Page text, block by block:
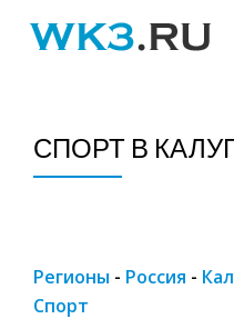
СПОРТ В
Регионы - Россия -
Спорт